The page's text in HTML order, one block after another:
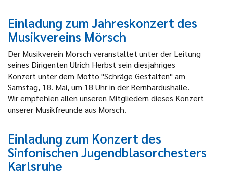
Einladung zum Jahreskonzert des
Musikvereins Mörsch
Der Musikverein Mörsch veranstaltet unter der Leitung
seines Dirigenten Ulrich Herbst sein diesjähriges
Konzert unter dem Motto "Schräge Gestalten" am
Samstag, 18. Mai, um 18 Uhr in der Bernhardushalle.
Wir empfehlen allen unseren Mitgliedern dieses Konzert
unserer Musikfreunde aus Mörsch.
Einladung zum Konzert des
Sinfonischen Jugendblasorchesters
Karlsruhe